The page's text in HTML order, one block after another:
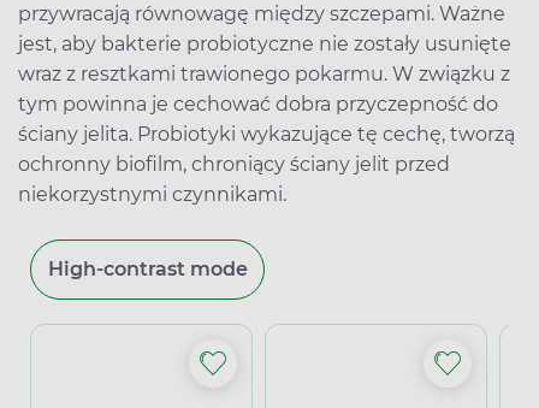
przywracają równowagę między szczepami. Ważne
jest, aby bakterie probiotyczne nie zostały usunięte
wraz z resztkami trawionego pokarmu. W związku z
tym powinna je cechować dobra przyczepność do
ściany jelita. Probiotyki wykazujące tę cechę, tworzą
ochronny biofilm, chroniący ściany jelit przed
niekorzystnymi czynnikami.
High-contrast mode